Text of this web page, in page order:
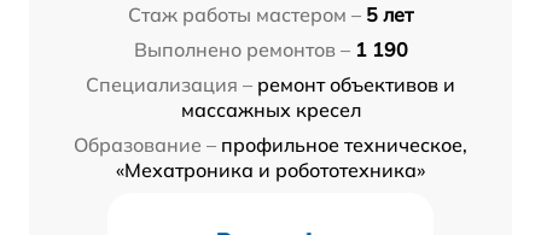
Стаж работы мастером – 5 лет
Выполнено ремонтов – 1 190
Специализация – ремонт объективов и
массажных кресел
Образование – профильное техническое,
«Мехатроника и робототехника»